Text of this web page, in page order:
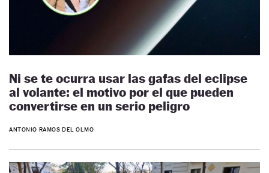
Ni se te ocurra usar las gafas del eclipse
al volante: el motivo por el que pueden
convertirse en un serio peligro
ANTONIO RAMOS DEL OLMO